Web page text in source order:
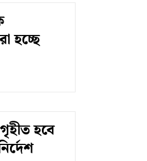
হচ্ছে
হবে